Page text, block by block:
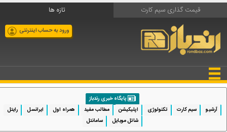
قیمت گذاری سیم کارت تازه ها
ورود به حساب اینترنتی
پایگاه خبری رندباز
آرشیو
سیم کارت تکنولوژی اپلیکیشن مطالب مفید همراه اول ایرانسل
رایتل
شاتل موبایل
سامانتل